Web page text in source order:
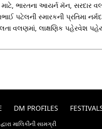
ભારતના આયર્ન મૅન, સરદાર
પટેલની સ્મારકની પ્રતિમા
વલણમાં, લાક્ષણિક પહેરવેશ
DM PROFILES
માલિકીની સામગ્રી